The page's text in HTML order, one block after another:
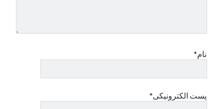
نام*
پست الکترونیکی*